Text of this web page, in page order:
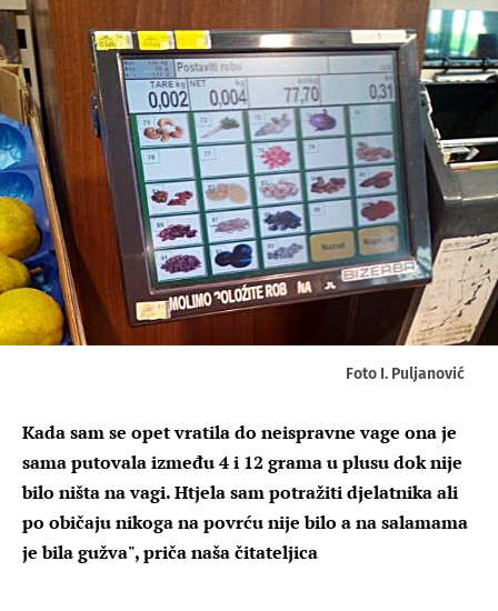
Foto I. Puljanović
Kada sam se opet vratila do neispravne vage ona je
sama putovala između 4 i 12 grama u plusu dok nije
bilo ništa na vagi. Htjela sam potražiti djelatnika ali
po običaju nikoga na povrću nije bilo a na salamama
je bila gužva", priča naša čitateljica